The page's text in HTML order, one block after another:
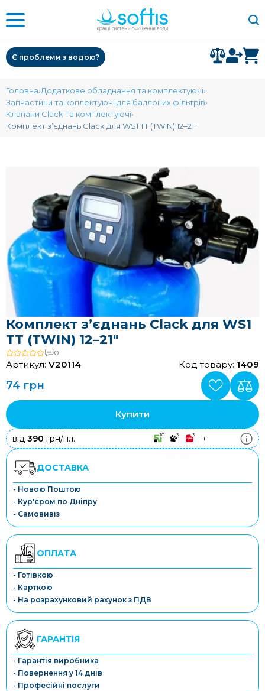
Є проблеми з водою?
Головна Додаткове обладнання та комплектуючі
Запчастини та коплектуючі для баллоних фільтрів
Клапани Clack та комплектуючі
Комплект з’єднань Clack для WS1 TT (TWIN) 12–21"
Комплект з’єднань Clack для WS1
TT (TWIN) 12–21"
0
Артикул: V20114 Код товару: 1409
74 грн
Купити
від 390 грн/пл. 10 3 3 +
ДОСТАВКА
- Новою Поштою
- Кур'єром по Дніпру
- Самовивіз
ОПЛАТА
- Готівкою
- Карткою
- На розрахунковий рахунок з ПДВ
ГАРАНТІЯ
- Гарантія виробника
- Повернення у 14 днів
- Професійні послуги